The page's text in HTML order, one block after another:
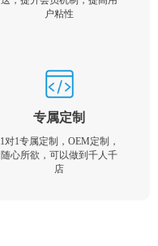
户粘性
专属定制
1对1专属定制，OEM定制，
随心所欲，可以做到千人千
店